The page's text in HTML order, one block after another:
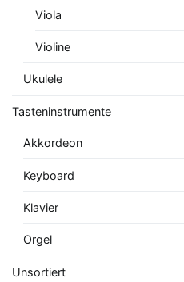
Viola
Violine
Ukulele
Tasteninstrumente
Akkordeon
Keyboard
Klavier
Orgel
Unsortiert